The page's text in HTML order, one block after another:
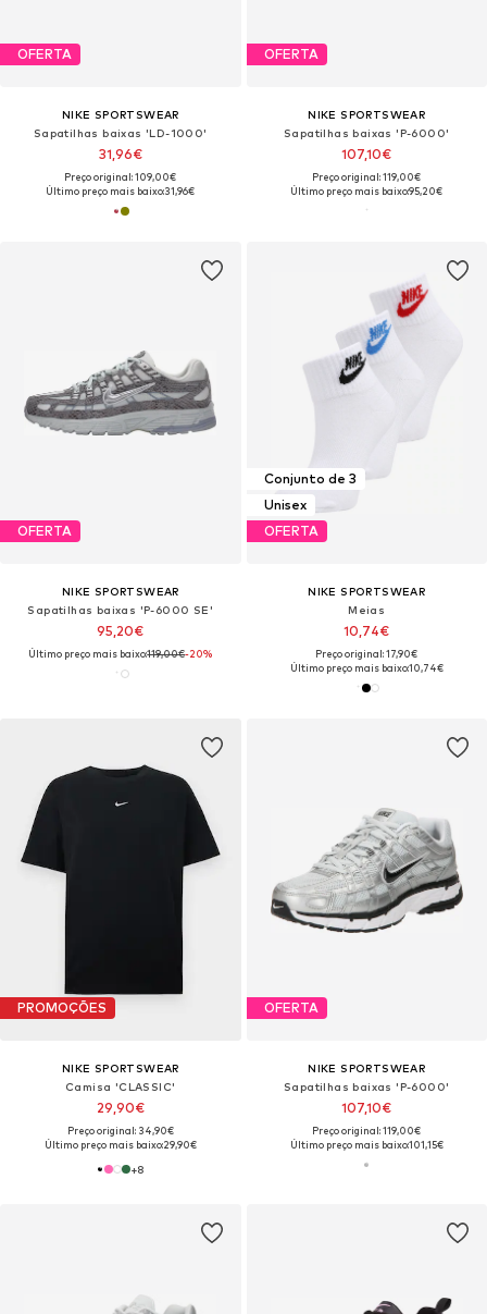
OFERTA
NIKE SPORTSWEAR
Sapatilhas baixas 'LD-1000'
31,96€
Preço original: 109,00€
Último preço mais baixo:31,96€
OFERTA
NIKE SPORTSWEAR
Sapatilhas baixas 'P-6000'
107,10€
Preço original: 119,00€
Último preço mais baixo:95,20€
OFERTA
NIKE SPORTSWEAR
Sapatilhas baixas 'P-6000 SE'
95,20€
Último preço mais baixo:119,00€-20%
Conjunto de 3
Unisex
OFERTA
NIKE SPORTSWEAR
Meias
10,74€
Preço original: 17,90€
Último preço mais baixo:10,74€
PROMOÇÕES
NIKE SPORTSWEAR
Camisa 'CLASSIC'
29,90€
Preço original: 34,90€
Último preço mais baixo:29,90€
+8
OFERTA
NIKE SPORTSWEAR
Sapatilhas baixas 'P-6000'
107,10€
Preço original: 119,00€
Último preço mais baixo:101,15€